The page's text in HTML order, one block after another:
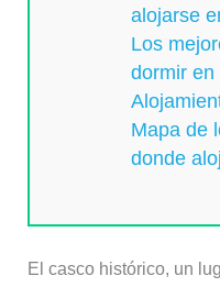
alojarse
Los
dormir en
Mapa de
donde
El casco histórico, un